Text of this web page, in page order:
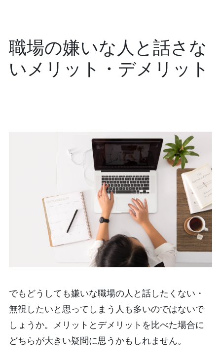
職場の嫌いな人と話さな
いメリット・デメリット
でもどうしても嫌いな職場の人と話したくない・
無視したいと思ってしまう人も多いのではないで
しょうか。メリットとデメリットを比べた場合に
どちらが大きい疑問に思うかもしれません。